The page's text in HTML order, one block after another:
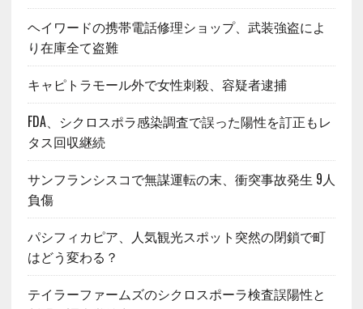
ヘイワードの携帯電話修理ショップ、武装強盗によ
り在庫全て盗難
キャピトラモール外で女性刺殺、容疑者逮捕
FDA、シクロスポラ感染調査で誤った陽性を訂正もレ
タス回収継続
サンフランシスコで無謀運転の末、衝突事故発生 9人
負傷
パシフィカピア、人気観光スポット突然の閉鎖で町
はどう変わる？
テイラーファームズのシクロスポーラ検査誤陽性と